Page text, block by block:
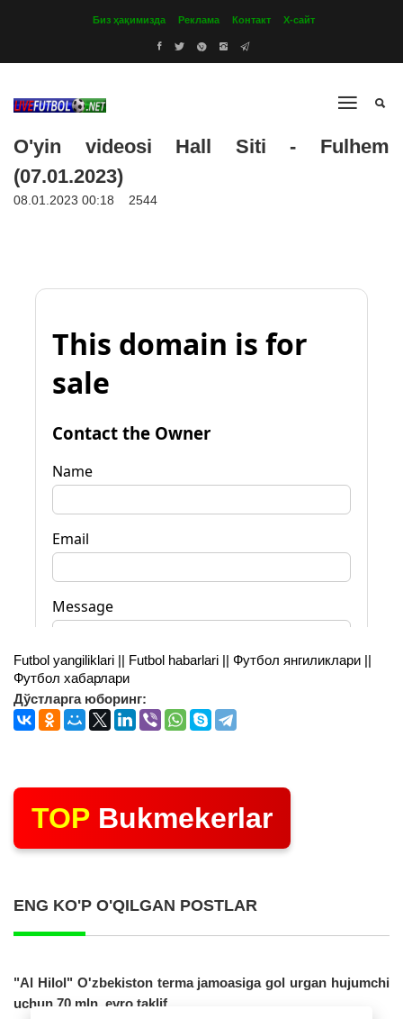
Биз ҳақимизда Реклама Контакт Х-сайт
O'yin videosi Hall Siti - Fulhem
(07.01.2023)
08.01.2023 00:18 2544
Futbol yangiliklari || Futbol habarlari || Футбол янгиликлари ||
Футбол хабарлари
Дўстларга юборинг:
TOP Bukmekerlar
ENG KO'P O'QILGAN POSTLAR
"Al Hilol" O'zbekiston terma jamoasiga gol urgan hujumchi
uchun 70 mln. evro taklif...